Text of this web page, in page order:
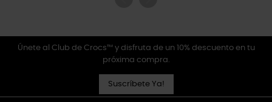
Únete al Club de Crocs™ y disfruta de un 10% descuento en tu
próxima compra.
Suscríbete Ya!